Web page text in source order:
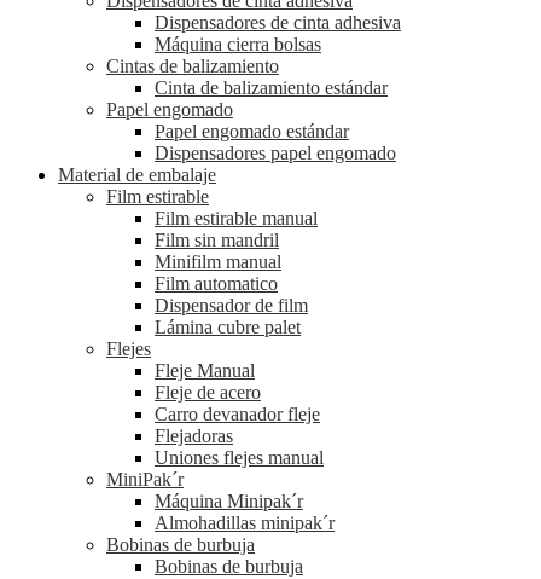
Dispensadores de cinta adhesiva
Máquina cierra bolsas
Cintas de balizamiento
Cinta de balizamiento estándar
Papel engomado
Papel engomado estándar
Dispensadores papel engomado
Material de embalaje
Film estirable
Film estirable manual
Film sin mandril
Minifilm manual
Film automatico
Dispensador de film
Lámina cubre palet
Flejes
Fleje Manual
Fleje de acero
Carro devanador fleje
Flejadoras
Uniones flejes manual
MiniPak´r
Máquina Minipak´r
Almohadillas minipak´r
Bobinas de burbuja
Bobinas de burbuja